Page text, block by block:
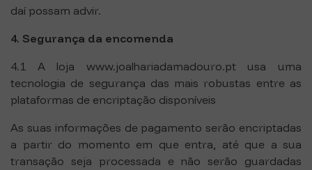
daí possam advir.
4. Segurança da encomenda
4.1 A loja www.joalhariadamadouro.pt usa uma
tecnologia de segurança das mais robustas entre as
plataformas de encriptação disponíveis
As suas informações de pagamento serão encriptadas
a partir do momento em que entra, até que a sua
transação seja processada e não serão guardadas